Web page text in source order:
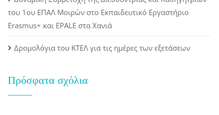
του 1ου ΕΠΑΛ Μοιρών στο Εκπαιδευτικό Εργαστήριο
Erasmus+ και EPALE στα Χανιά
Δρομολόγια του ΚΤΕΛ για τις ημέρες των εξετάσεων
Πρόσφατα σχόλια